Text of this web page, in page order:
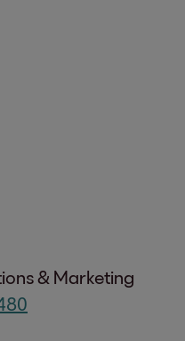
& Marketing